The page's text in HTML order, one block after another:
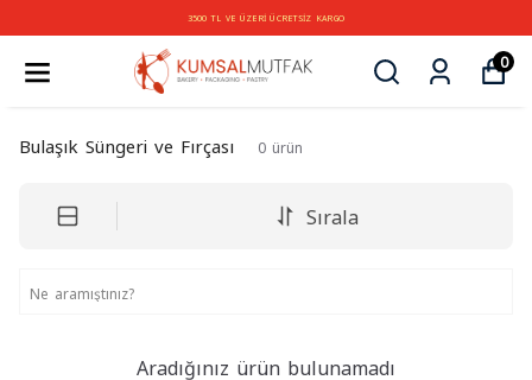
3500 TL VE ÜZERİ ÜCRETSİZ KARGO
0
Bulaşık Süngeri ve Fırçası 0 ürün
Sırala
Aradığınız ürün bulunamadı